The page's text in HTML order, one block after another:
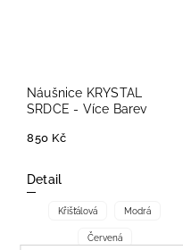
Náušnice KRYSTAL
SRDCE - Více Barev
850 Kč
Detail
Křišťálová Modrá
Červená